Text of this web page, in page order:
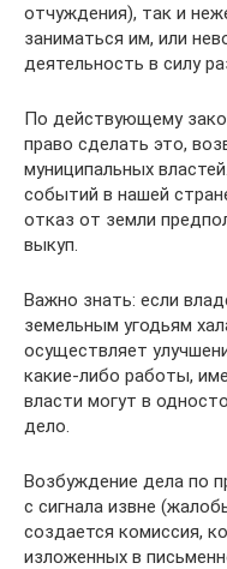
отчуждения), так и
заниматься им, или
деятельность в силу
По действующему
право сделать это,
муниципальных
событий в нашей
отказ от земли
выкуп.
Важно знать: если
земельным угодьям
осуществляет
какие-либо работы,
власти могут в
дело.
Возбуждение дела по
с сигнала извне
создается комиссия,
изложенных в